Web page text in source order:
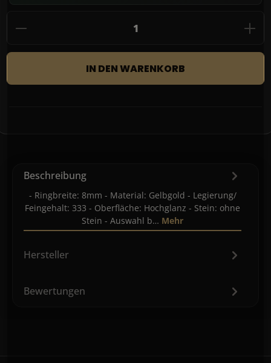
Produkt Anzahl: Gib den gewünschten
IN DEN WARENKORB
Beschreibung
- Ringbreite: 8mm - Material: Gelbgold - Legierung/
Feingehalt: 333 - Oberfläche: Hochglanz - Stein: ohne
Stein - Auswahl b… Mehr
Hersteller
Bewertungen